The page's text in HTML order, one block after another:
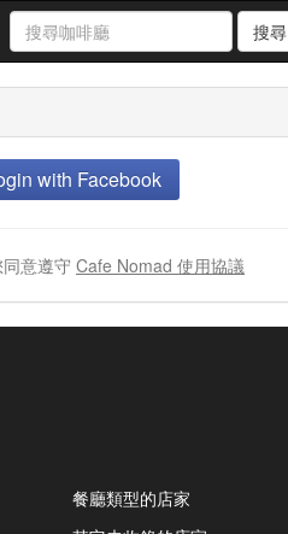
搜尋
with Facebook
意遵守 Cafe Nomad 使用協議
餐廳類型的店家